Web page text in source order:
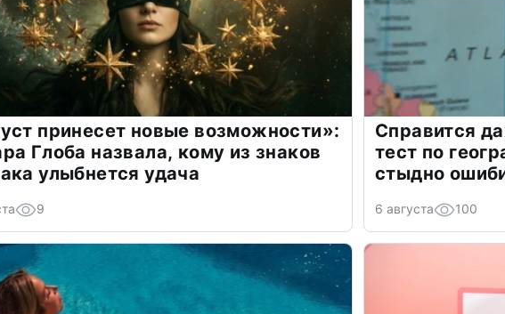
принесет новые возможности»:
Глоба назвала, кому из знаков
улыбнется удача
9
Справится
тест по
стыдно
6 августа 100